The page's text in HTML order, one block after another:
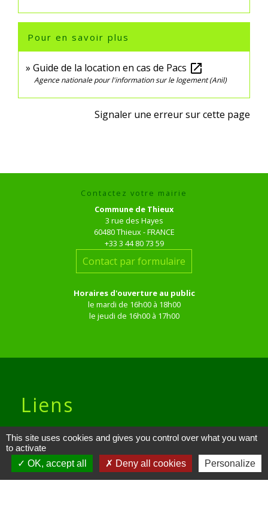
Pour en savoir plus
Guide de la location en cas de Pacs open_in_new
Agence nationale pour l'information sur le logement (Anil)
Signaler une erreur sur cette page
Contactez votre mairie
Commune de Thieux
3 rue des Hayes
60480 Thieux - FRANCE
+33 3 44 80 73 59
Contact par formulaire
Horaires d'ouverture au public
le mardi de 16h00 à 18h00
le jeudi de 16h00 à 17h00
Liens
Site réalisé par KOM Conseil
Oise mobilité
Service Public
This site uses cookies and gives you control over what you want
to activate
OK, accept all
Deny all cookies Personalize